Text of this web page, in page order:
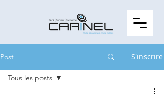
Post S'inscrire
Tous les posts